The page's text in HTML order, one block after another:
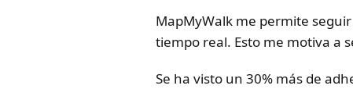
MapMyWalk me permite
tiempo real. Esto me motiva a
Se ha visto un 30% más de